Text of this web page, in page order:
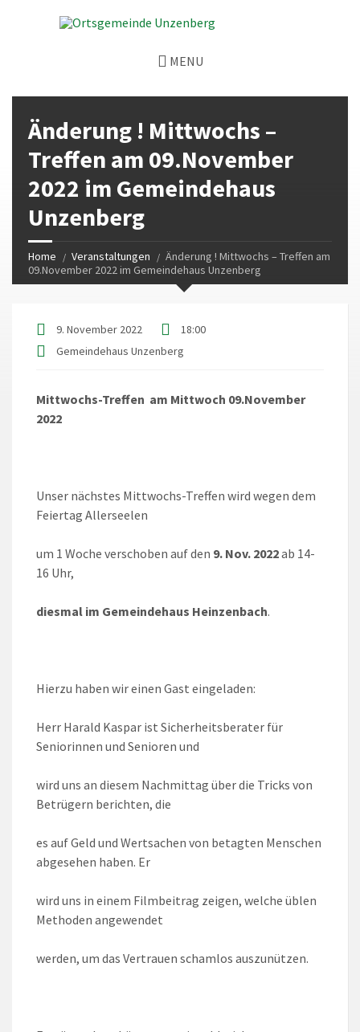
MENU
Änderung ! Mittwochs –
Treffen am 09.November
2022 im Gemeindehaus
Unzenberg
Home Veranstaltungen
Änderung ! Mittwochs – Treffen am
09.November 2022 im Gemeindehaus Unzenberg
9. November 2022
18:00
Gemeindehaus Unzenberg
Mittwochs-Treffen am Mittwoch 09.November
2022
Unser nächstes Mittwochs-Treffen wird wegen dem
Feiertag Allerseelen
um 1 Woche verschoben auf den 9. Nov. 2022ab 14-
16 Uhr,
diesmal im Gemeindehaus Heinzenbach.
Hierzu haben wir einen Gast eingeladen:
Herr Harald Kaspar ist Sicherheitsberater für
Seniorinnen und Senioren und
wird uns an diesem Nachmittag über die Tricks von
Betrügern berichten, die
es auf Geld und Wertsachen von betagten Menschen
abgesehen haben. Er
wird uns in einem Filmbeitrag zeigen, welche üblen
Methoden angewendet
werden, um das Vertrauen schamlos auszunützen.